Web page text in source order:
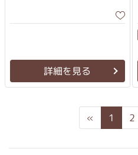
詳細を見る
« Previous
1 2